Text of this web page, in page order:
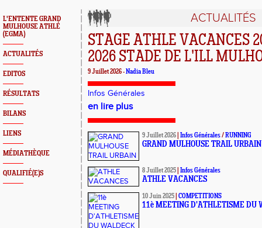
L'ENTENTE GRAND
MULHOUSE ATHLÉ
(EGMA)
ACTUALITÉS
EDITOS
RÉSULTATS
BILANS
LIENS
MÉDIATHÈQUE
QUALIFIÉ(E)S
ACTUALITÉS
STAGE ATHLE VACANCES
2026 STADE DE L'ILL
9 Juillet 2026 -Nadia Bleu
Infos Générales
en lire plus
9 Juillet 2026 Infos Générales/RUNNING
GRAND MULHOUSE TRAIL URBAIN
8 Juillet 2025 Infos Générales
ATHLE VACANCES
10 Juin 2025 COMPETITIONS
11è MEETING D'ATHLETISME DU